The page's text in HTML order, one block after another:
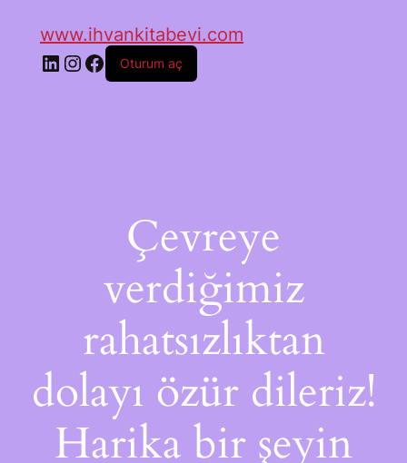
www.ihvankitabevi.com
Oturum aç
Çevreye
verdiğimiz
rahatsızlıktan
dolayı özür dileriz!
Harika bir şeyin